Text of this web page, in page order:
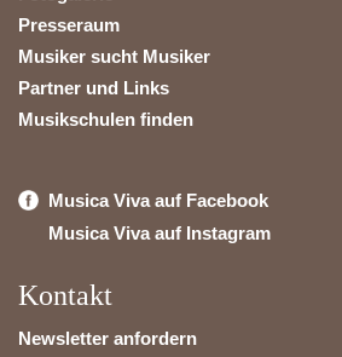
Presseraum
Musiker sucht Musiker
Partner und Links
Musikschulen finden
Musica Viva auf Facebook
Musica Viva auf Instagram
Kontakt
Newsletter anfordern